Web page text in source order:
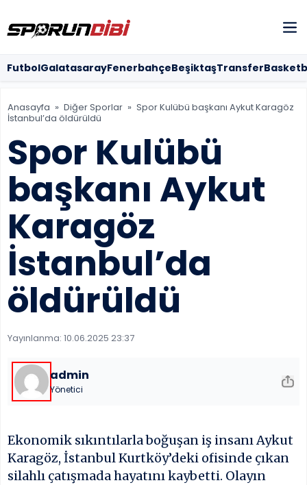
Futbol
KÜNYE
FutbolGalatasarayFenerbahçeBeşiktaşTransfer
Anasayfa » Diğer Sporlar » Spor Kulübü başkanı Aykut Karagöz
İstanbul’da öldürüldü
Spor Kulübü
başkanı Aykut
Karagöz
İstanbul’da
öldürüldü
Yayınlanma: 10.06.2025 23:37
admin
Yönetici
Ekonomik sıkıntılarla boğuşan iş insanı Aykut
Karagöz, İstanbul Kurtköy’deki ofisinde çıkan
silahlı çatışmada hayatını kaybetti. Olayın